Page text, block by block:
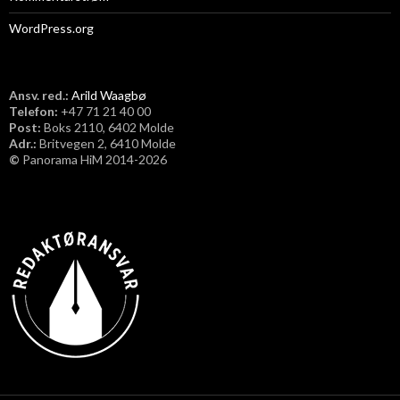
WordPress.org
Ansv. red.: Arild Waagbø
Telefon: ​+47 71 21 40 00
Post: Boks 2110, 6402 Molde
Adr.: Britvegen 2, 6410 Molde
© Panorama HiM 2014-2026